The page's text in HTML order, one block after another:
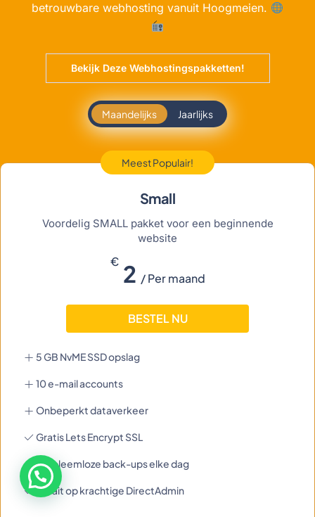
betrouwbare webhosting vanuit Hoogmeien.
Bekijk Deze Webhostingspakketten!
Maandelijks Jaarlijks
Meest Populair!
Small
Voordelig SMALL pakket voor een beginnende
website
€2 / Per maand
BESTEL NU
5 GB NvME SSD opslag
10 e-mail accounts
Onbeperkt dataverkeer
Gratis Lets Encrypt SSL
Probleemloze back-ups elke dag
Draait op krachtige DirectAdmin